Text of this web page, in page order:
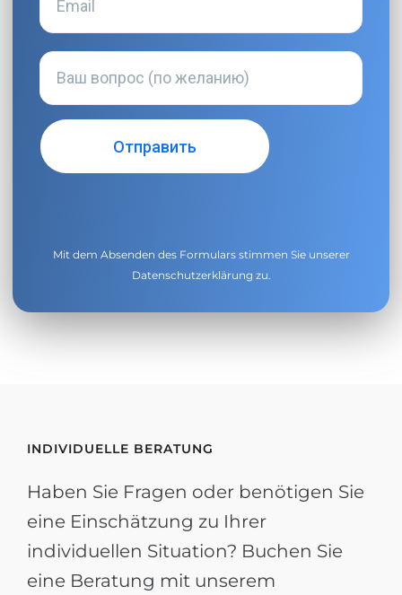
Mit dem Absenden des Formulars stimmen Sie unserer
Datenschutzerklärung zu.
INDIVIDUELLE BERATUNG
Haben Sie Fragen oder benötigen Sie
eine Einschätzung zu Ihrer
individuellen Situation? Buchen Sie
eine Beratung mit unserem